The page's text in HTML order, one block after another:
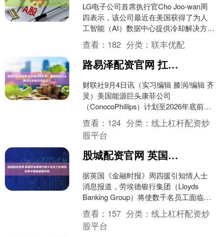
LG电子公司首席执行官Cho Joo-wan周
四表示，该公司最近在美国获得了为人
工智能（AI）数据中心提供冷却解决方案
的大订单。 Cho Joo-wan在社交媒....
查看： 182 分类：联丰优配
路易泽配资官网 扛不住内忧外患！美国能源巨头康菲计划裁员四分之一
财联社9月4日讯（实习编辑 滕润/编辑 齐
灵）美国能源巨头康菲公司
（ConocoPhillips）计划至2026年底前裁
员四分之一，其中将包含正式员工和合
同工2....
查看： 124 分类：线上杠杆配资炒
股平台
股城配资官网 英国劳埃德银行数千名员工在绩效改革中面临被裁风险
据英国《金融时报》周四援引知情人士
消息报道，劳埃德银行集团（Lloyds
Banking Group）将使数千名员工面临解
雇风险，其中约 3000 人被列为绩效....
查看： 157 分类：线上杠杆配资炒
股平台